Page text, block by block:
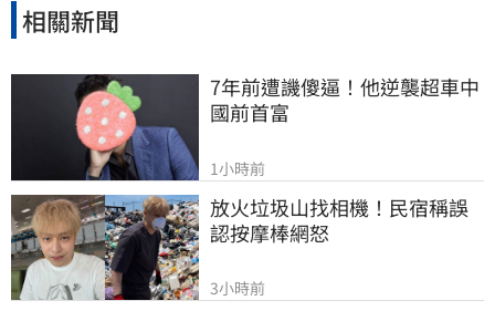
相關新聞
7年前遭譏傻逼！他逆襲超車中
國前首富
1小時前
放火垃圾山找相機！民宿稱誤
認按摩棒網怒
3小時前